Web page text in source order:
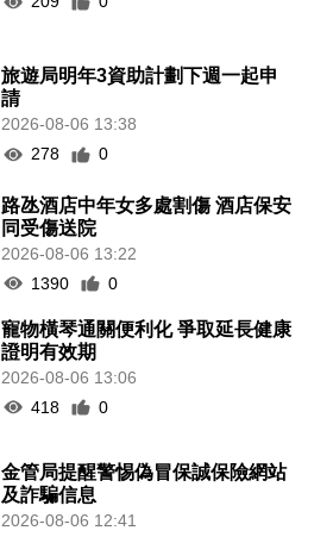
旅遊局明年3資助計劃下週一起申
請
2026-08-06 13:38
278
0
路氹酒店中年女多處割傷 酒店保安
同受傷送院
2026-08-06 13:22
1390
0
寵物橫琴通關便利化 爭取延長健康
證明有效期
2026-08-06 13:06
418
0
金管局提醒警惕偽冒保誠保險網站
及詐騙信息
2026-08-06 12:41